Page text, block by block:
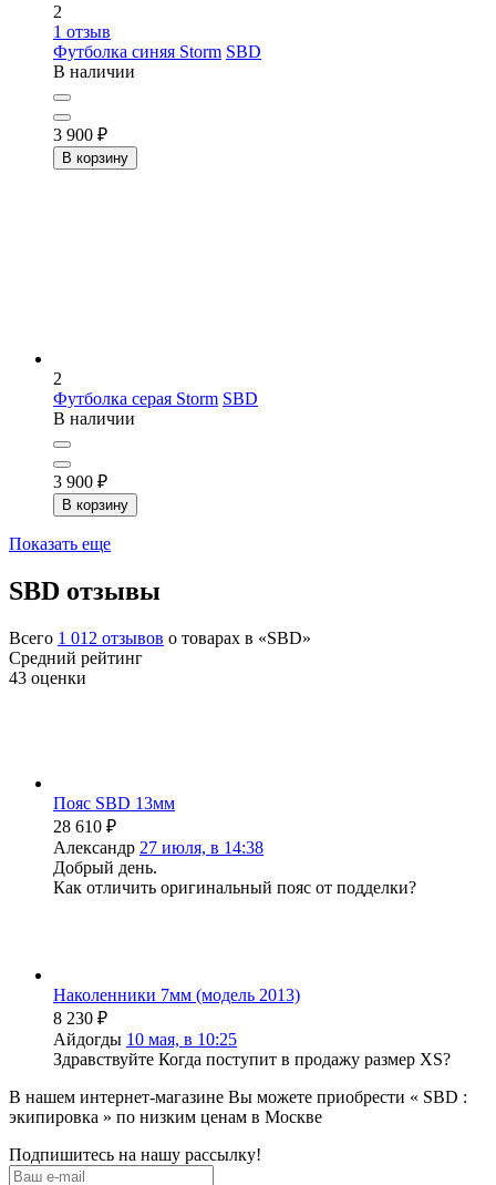
2
1 отзыв
Футболка синяя Storm SBD
В наличии
3 900 ₽
В корзину
2
Футболка серая Storm SBD
В наличии
3 900 ₽
В корзину
Показать еще
SBD отзывы
Всего 1 012 отзывов о товарах в «SBD»
Средний рейтинг
43 оценки
Пояс SBD 13мм
28 610 ₽
Александр 27 июля, в 14:38
Добрый день.
Как отличить оригинальный пояс от подделки?
Наколенники 7мм (модель 2013)
8 230 ₽
Айдогды 10 мая, в 10:25
Здравствуйте Когда поступит в продажу размер XS?
В нашем интернет-магазине Вы можете приобрести « SBD :
экипировка » по низким ценам в Москве
Подпишитесь на нашу рассылку!